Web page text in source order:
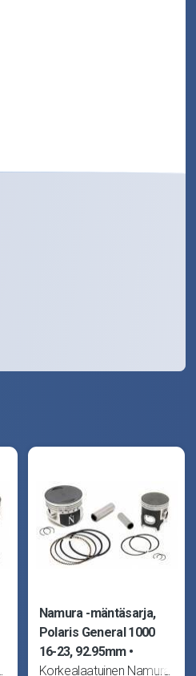
Namura -mäntäsarja,
Polaris General 1000
16-23, 92.95mm
Korkealaatuinen Namura